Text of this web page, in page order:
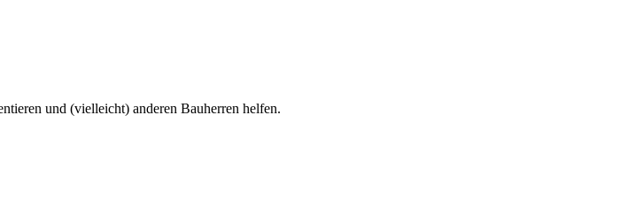
und (vielleicht) anderen Bauherren helfen.